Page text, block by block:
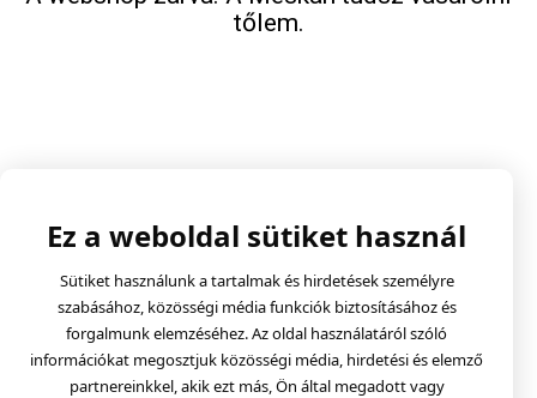
tőlem.
Ez a weboldal sütiket használ
Sütiket használunk a tartalmak és hirdetések személyre
szabásához, közösségi média funkciók biztosításához és
forgalmunk elemzéséhez. Az oldal használatáról szóló
információkat megosztjuk közösségi média, hirdetési és elemző
partnereinkkel, akik ezt más, Ön által megadott vagy